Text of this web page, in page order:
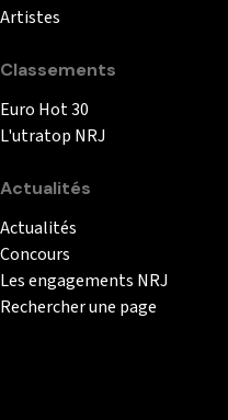
Artistes
Classements
Euro Hot 30
L'utratop NRJ
Actualités
Actualités
Concours
Les engagements NRJ
Rechercher une page